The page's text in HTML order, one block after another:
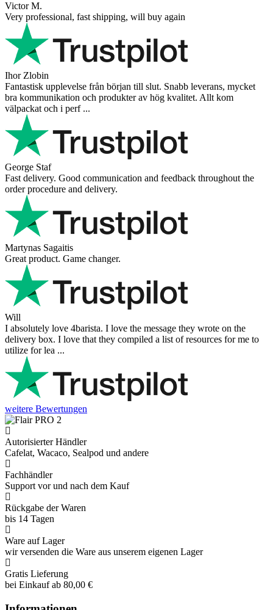
Victor M.
Very professional, fast shipping, will buy again
Ihor Zlobin
Fantastisk upplevelse från början till slut. Snabb leverans, mycket
bra kommunikation och produkter av hög kvalitet. Allt kom
välpackat och i perf ...
George Staf
Fast delivery. Good communication and feedback throughout the
order procedure and delivery.
Martynas Sagaitis
Great product. Game changer.
Will
I absolutely love 4barista. I love the message they wrote on the
delivery box. I love that they compiled a list of resources for me to
utilize for lea ...
weitere Bewertungen
Autorisierter Händler
Cafelat, Wacaco, Sealpod und andere
Fachhändler
Support vor und nach dem Kauf
Rückgabe der Waren
bis 14 Tagen
Ware auf Lager
wir versenden die Ware aus unserem eigenen Lager
Gratis Lieferung
bei Einkauf ab 80,00 €